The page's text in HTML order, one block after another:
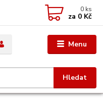
Menu
Hledat
0 ks
za 0 Kč